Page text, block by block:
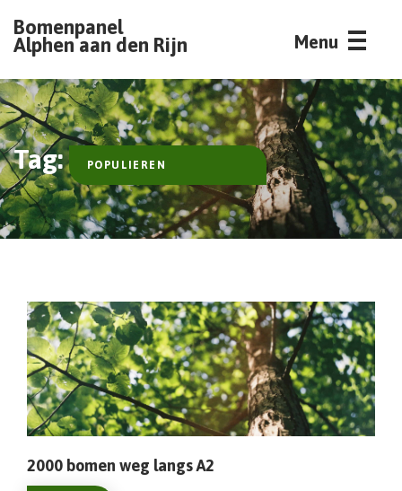
Bomenpanel
Alphen aan den Rijn Menu
Tag: POPULIEREN
2000 bomen weg langs A2